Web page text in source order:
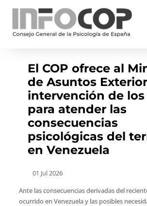
El COP ofrece al
de Asuntos
intervención de los
para atender las
consecuencias
psicológicas del
en Venezuela
01 Jul 2026
Ante las consecuencias derivadas del
ocurrido en Venezuela y las posibles